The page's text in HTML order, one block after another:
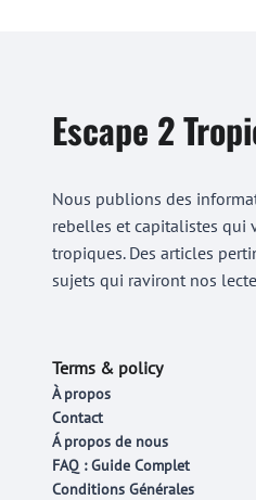
Escape 2
Nous publions des
rebelles et capitalistes qui
tropiques. Des articles
sujets qui raviront nos
Terms & policy
À propos
Contact
Á propos de nous
FAQ : Guide Complet
Conditions Générales